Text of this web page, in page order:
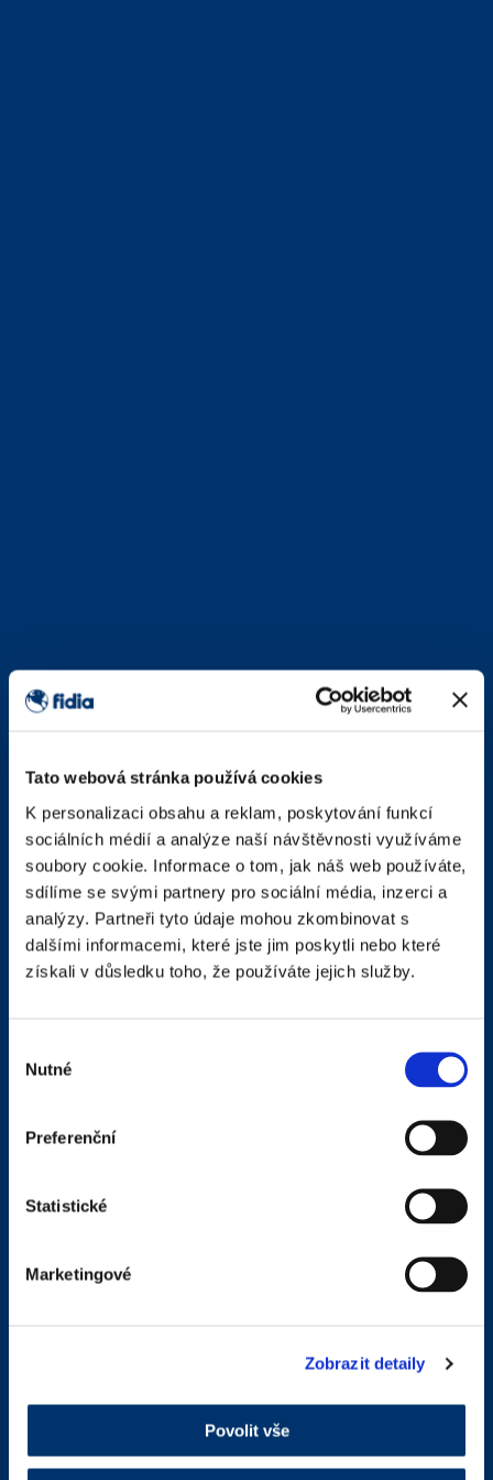
Tato webová stránka používá cookies
K personalizaci obsahu a reklam, poskytování funkcí
sociálních médií a analýze naší návštěvnosti využíváme
soubory cookie. Informace o tom, jak náš web používáte,
sdílíme se svými partnery pro sociální média, inzerci a
analýzy. Partneři tyto údaje mohou zkombinovat s
dalšími informacemi, které jste jim poskytli nebo které
získali v důsledku toho, že používáte jejich služby.
souhlasu
Nutné
Preferenční
Statistické
Marketingové
Zobrazit detaily
Povolit vše
Zdravotnický prostředek
HYALO4 ADHESIVE FOAM